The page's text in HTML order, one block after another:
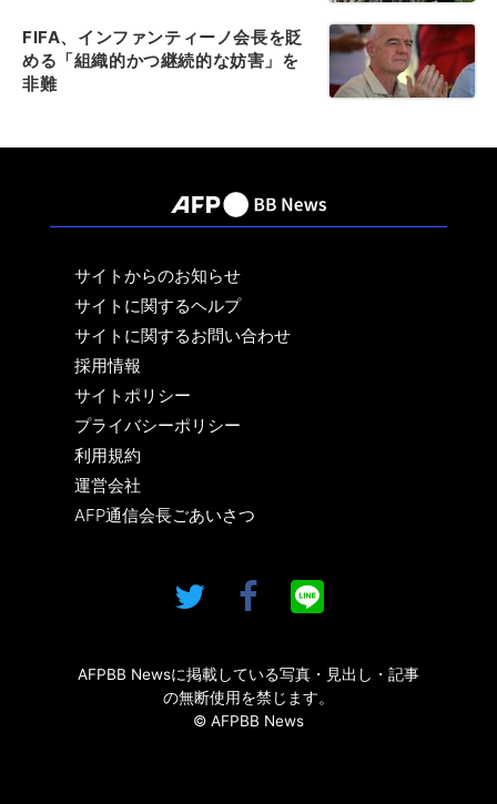
FIFA、インファンティーノ会長を貶
める「組織的かつ継続的な妨害」を
非難
サイトからのお知らせ
サイトに関するヘルプ
サイトに関するお問い合わせ
採用情報
サイトポリシー
プライバシーポリシー
利用規約
運営会社
AFP通信会長ごあいさつ
AFPBB Newsに掲載している写真・見出し・記事
の無断使用を禁じます。
© AFPBB News